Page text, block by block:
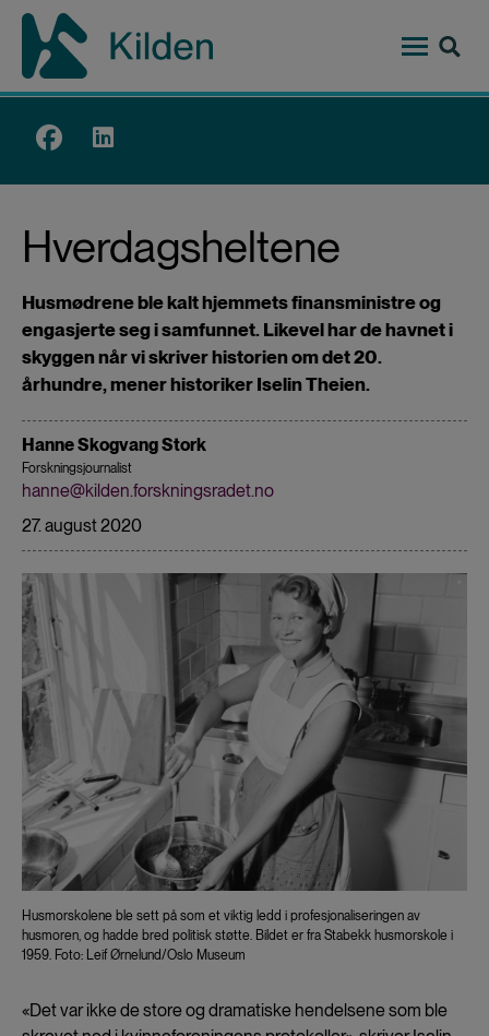
Hopp
hovedinnhold
Top
Hverdagsheltene
Husmødrene ble kalt hjemmets finansministre og
engasjerte seg i samfunnet. Likevel har de havnet i
skyggen når vi skriver historien om det 20.
århundre, mener historiker Iselin Theien.
Hanne Skogvang Stork
Forskningsjournalist
hanne@kilden.forskningsradet.no
27. august 2020
Husmorskolene ble sett på som et viktig ledd i profesjonaliseringen av
husmoren, og hadde bred politisk støtte. Bildet er fra Stabekk husmorskole i
1959. Foto: Leif Ørnelund/Oslo Museum
«Det var ikke de store og dramatiske hendelsene som ble